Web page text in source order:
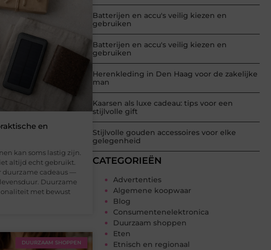
Batterijen en accu's veilig kiezen en
gebruiken
Batterijen en accu's veilig kiezen en
gebruiken
Herenkleding in Den Haag voor de zakelijke
man
Kaarsen als luxe cadeau: tips voor een
stijlvolle gift
Stijlvolle gouden accessoires voor elke
gelegenheid
CATEGORIEËN
Advertenties
Algemene koopwaar
Blog
Consumentenelektronica
Duurzaam shoppen
Eten
Etnisch en regionaal
en
kan soms lastig zijn.
altijd echt gebruikt.
duurzame cadeaus —
Duurzame
met bewust
DUURZAAM SHOPPEN